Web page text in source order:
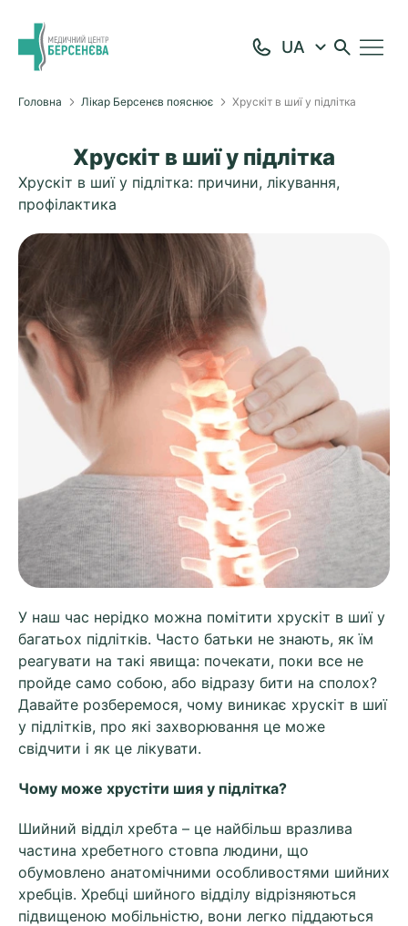
Головна Лікар Берсенєв пояснює Хрускіт в шиї у підлітка
Хрускіт в шиї у підлітка
Хрускіт в шиї у підлітка: причини, лікування,
профілактика
У наш час нерідко можна помітити хрускіт в шиї у
багатьох підлітків. Часто батьки не знають, як їм
реагувати на такі явища: почекати, поки все не
пройде само собою, або відразу бити на сполох?
Давайте розберемося, чому виникає хрускіт в шиї
у підлітків, про які захворювання це може
свідчити і як це лікувати.
Чому може хрустіти шия у підлітка?
Шийний відділ хребта – це найбільш вразлива
частина хребетного стовпа людини, що
обумовлено анатомічними особливостями шийних
хребців. Хребці шийного відділу відрізняються
підвищеною мобільністю, вони легко піддаються